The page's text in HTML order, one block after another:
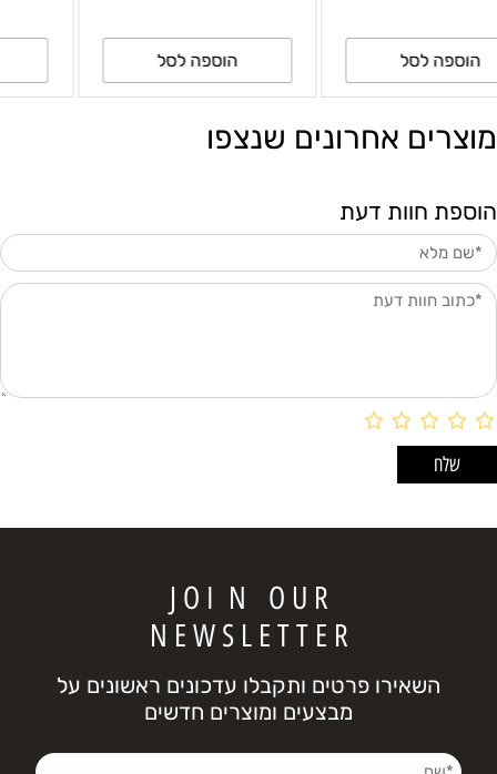
הוספה לסל הוספה לסל
מוצרים אחרונים שנצפו
הוספת חוות דעת
J O I N O U R
N E W S L E T T E R
השאירו פרטים ותקבלו עדכונים ראשונים על
מבצעים ומוצרים חדשים